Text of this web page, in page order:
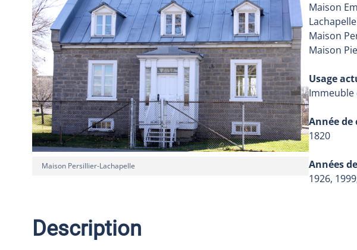
Maison Persillier-Lachapelle
Maison
Lachapelle
Maison
Maison
Usage
Immeuble
Année
1820
Années
1926,
Description